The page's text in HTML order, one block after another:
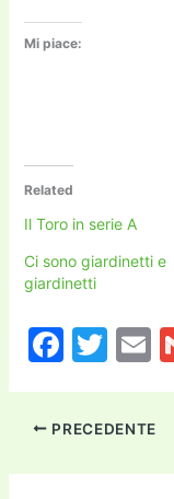
Mi piace:
Related
Il Toro in serie A
Ci sono giardinetti e
giardinetti
F
c
e
b
T
itt
er
E
ai
l
PRECEDENTE